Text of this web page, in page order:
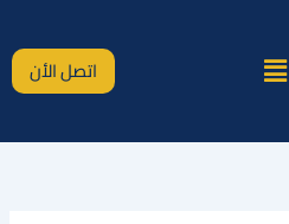
القائمة اتصل الأن